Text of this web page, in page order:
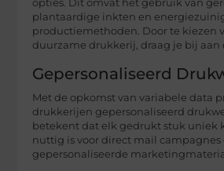
opties. Dit omvat het gebruik van
plantaardige inkten en
productiemethoden. Door te kiezen
duurzame drukkerij, draag je bij aan
Gepersonaliseerd
Met de opkomst van variabele data
drukkerijen gepersonaliseerd
betekent dat elk gedrukt stuk uniek
nuttig is voor direct mail campagnes
gepersonaliseerde